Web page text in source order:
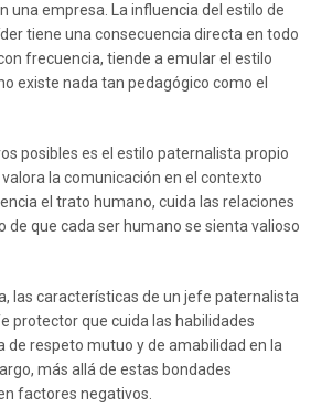
una empresa. La influencia del estilo de
tiene una consecuencia directa en todo
frecuencia, tiende a emular el estilo
existe nada tan pedagógico como el
posibles es el estilo paternalista propio
la comunicación en el contexto
el trato humano, cuida las relaciones
de que cada ser humano se sienta valioso
las características de un jefe paternalista
protector que cuida las habilidades
de respeto mutuo y de amabilidad en la
más allá de estas bondades
factores negativos.